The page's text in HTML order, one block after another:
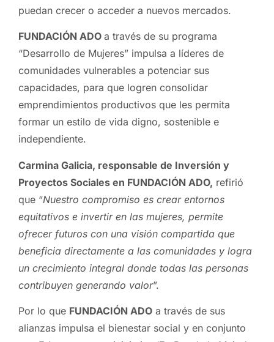
puedan crecer o acceder a nuevos mercados.
FUNDACIÓN ADO a través de su programa
“Desarrollo de Mujeres” impulsa a líderes de
comunidades vulnerables a potenciar sus
capacidades, para que logren consolidar
emprendimientos productivos que les permita
formar un estilo de vida digno, sostenible e
independiente.
Carmina Galicia, responsable de Inversión y
Proyectos Sociales en FUNDACIÓN ADO, refirió
que “Nuestro compromiso es crear entornos
equitativos e invertir en las mujeres, permite
ofrecer futuros con una visión compartida que
beneficia directamente a las comunidades y logra
un crecimiento integral donde todas las personas
contribuyen generando valor”.
Por lo que FUNDACIÓN ADO a través de sus
alianzas impulsa el bienestar social y en conjunto